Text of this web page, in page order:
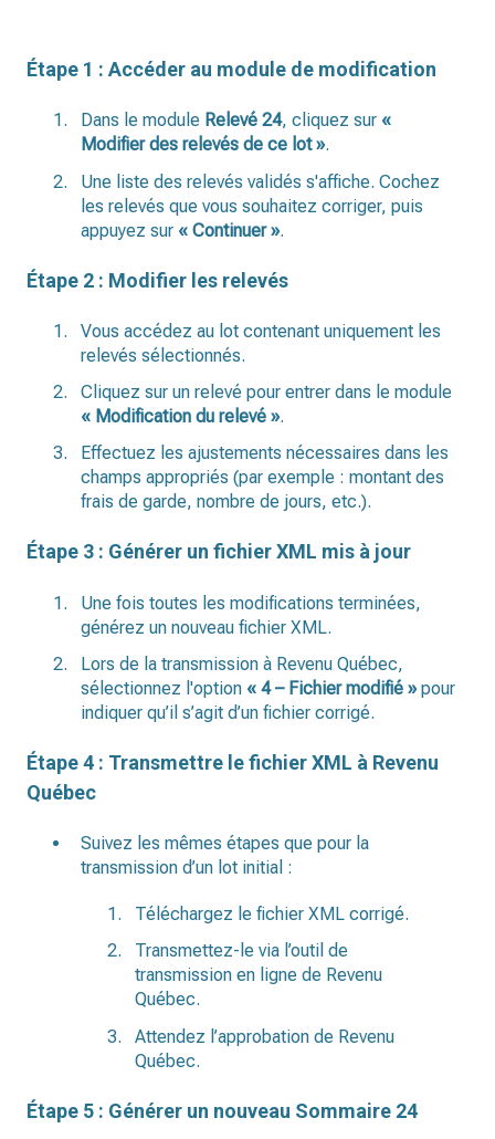
Étape 1 : Accéder au module de modification
Dans le module Relevé 24, cliquez sur «
Modifier des relevés de ce lot ».
Une liste des relevés validés s'affiche. Cochez
les relevés que vous souhaitez corriger, puis
appuyez sur « Continuer ».
Étape 2 : Modifier les relevés
Vous accédez au lot contenant uniquement les
relevés sélectionnés.
Cliquez sur un relevé pour entrer dans le module
« Modification du relevé ».
Effectuez les ajustements nécessaires dans les
champs appropriés (par exemple : montant des
frais de garde, nombre de jours, etc.).
Étape 3 : Générer un fichier XML mis à jour
Une fois toutes les modifications terminées,
générez un nouveau fichier XML.
Lors de la transmission à Revenu Québec,
sélectionnez l'option « 4 – Fichier modifié » pour
indiquer qu’il s’agit d’un fichier corrigé.
Étape 4 : Transmettre le fichier XML à Revenu
Québec
Suivez les mêmes étapes que pour la
transmission d’un lot initial :
Téléchargez le fichier XML corrigé.
Transmettez-le via l’outil de
transmission en ligne de Revenu
Québec.
Attendez l’approbation de Revenu
Québec.
Étape 5 : Générer un nouveau Sommaire 24